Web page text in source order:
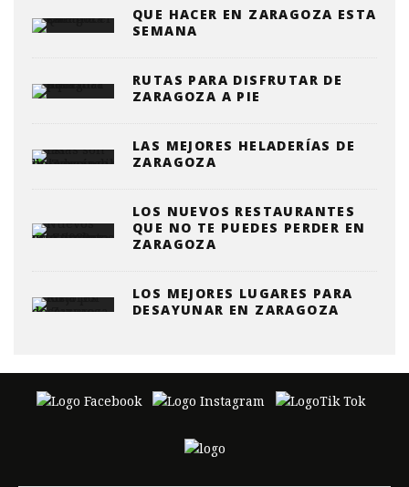
QUE HACER EN ZARAGOZA ESTA
SEMANA
RUTAS PARA DISFRUTAR DE
ZARAGOZA A PIE
LAS MEJORES HELADERÍAS DE
ZARAGOZA
LOS NUEVOS RESTAURANTES
QUE NO TE PUEDES PERDER EN
ZARAGOZA
LOS MEJORES LUGARES PARA
DESAYUNAR EN ZARAGOZA